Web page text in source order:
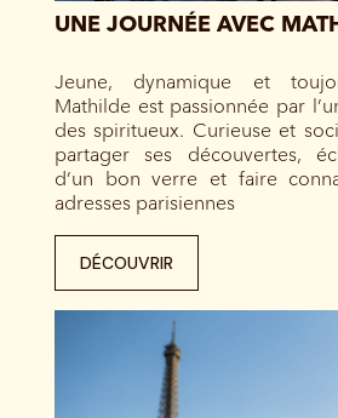
UNE JOURNÉE AVEC
Jeune, dynamique et
Mathilde est passionnée par
des spiritueux. Curieuse et
partager ses découvertes,
d’un bon verre et faire
adresses parisiennes
DÉCOUVRIR